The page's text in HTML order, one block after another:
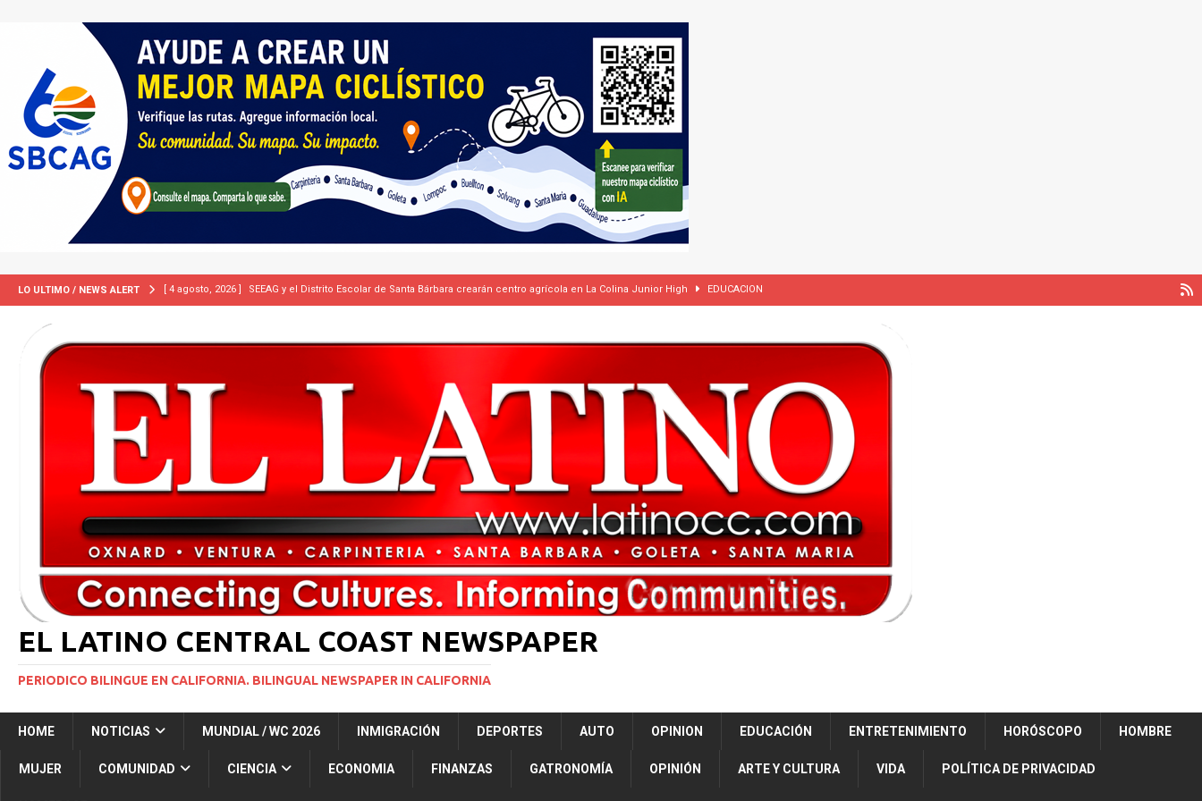
LO ULTIMO / NEWS ALERT [ 4 agosto, 2026 ] SEEAG y el Distrito Escolar de Santa Bárbara crearán centro agrícola en La Colina Junior High EDUCACION
[ 2 julio, 2024 ] Colombia apaga el ‘efecto Vini’. Brasil 1 – Colombia 1 DEPORTE
Corte Suprema levanta suspensión a ley de Texas que permite a la policía detener a migrantes
INMIGRACIÓN
Potente tormenta invernal desatará la mayor nevada en lo que va del año en California NACIONALES
[ 5 agosto, 2026 ] Trump activa por primera vez tribunal especial para solicitar la deportación de presuntos “terroristas
[ 5 agosto, 2026 ] Ventura County, Cal Lutheran Partner to Open East County Family Justice Center LOCAL
EL LATINO CENTRAL COAST NEWSPAPER
PERIODICO BILINGUE EN CALIFORNIA. BILINGUAL NEWSPAPER IN CALIFORNIA
HOME NOTICIAS MUNDIAL / WC 2026 INMIGRACIÓN DEPORTES AUTO OPINION EDUCACIÓN ENTRETENIMIENTO HORÓSCOPO HOMBRE
MUJER COMUNIDAD CIENCIA ECONOMIA FINANZAS GATRONOMÍA OPINIÓN ARTE Y CULTURA VIDA POLÍTICA DE PRIVACIDAD